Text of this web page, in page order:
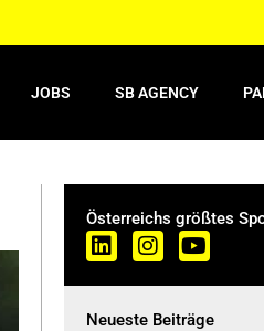
JOBS SB AGENCY
Österreichs größtes
Neueste Beiträge